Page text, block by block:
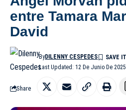
entre Tamara
David
Last Updated: 12 De Junio De
ByDILENNY CESPEDES
Share